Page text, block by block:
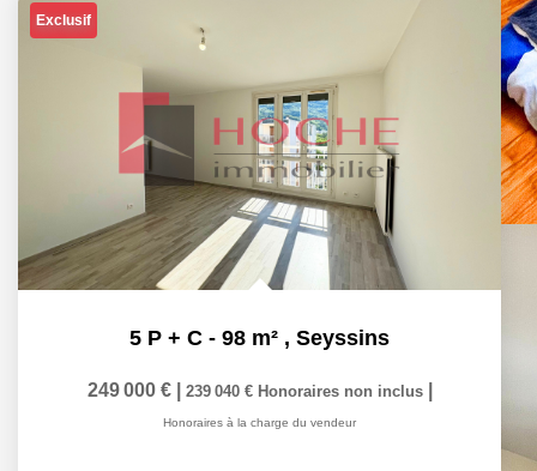
Exclusif
5 P + C - 98 m² , Seyssins
249 000 € 239 040 € Honoraires non inclus
Honoraires à la charge du vendeur